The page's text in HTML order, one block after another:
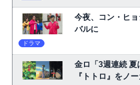
今夜、コン・ヒ
バルに
ドラマ
金ロ「3週連続
『トトロ』をノ